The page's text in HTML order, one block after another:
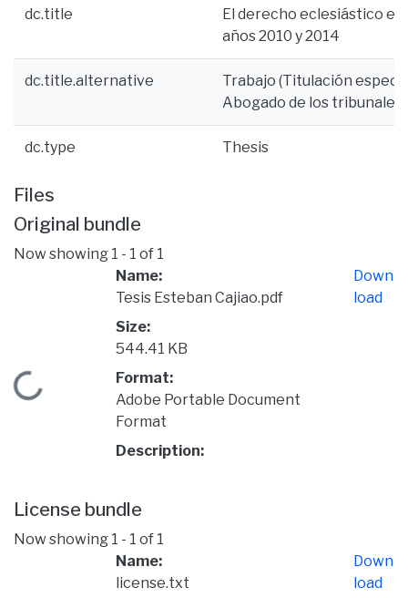
dc.title
El derecho eclesiástico
años 2010 y 2014
dc.title.alternative
Trabajo (Titulación
Abogado de los tribunales
dc.type Thesis
Files
Original bundle
Now showing 1 - 1 of 1
Loading...
Name:
Tesis Esteban Cajiao.pdf
Size:
544.41 KB
Format:
Adobe Portable Document
Format
Description:
Down
load
License bundle
Now showing 1 - 1 of 1
Name:
license.txt
Down
load